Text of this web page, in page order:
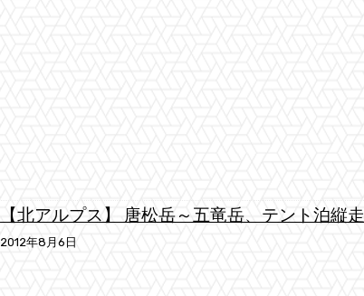
【北アルプス】 唐松岳～五竜岳、テント泊縦走
2012年8月6日